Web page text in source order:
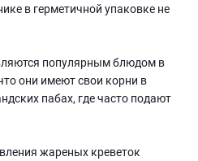
в герметичной упаковке не
популярным блюдом в
они имеют свои корни в
пабах, где часто подают
жареных креветок